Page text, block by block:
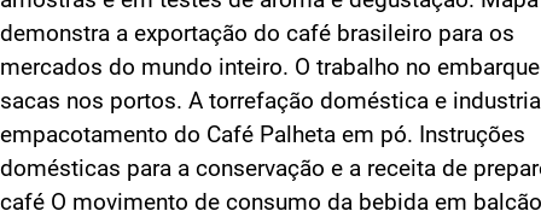
demonstra a exportação do café brasileiro para os
mercados do mundo inteiro. O trabalho no
sacas nos portos. A torrefação doméstica e
empacotamento do Café Palheta em pó. Instruções
domésticas para a conservação e a receita de
café O movimento de consumo da bebida em